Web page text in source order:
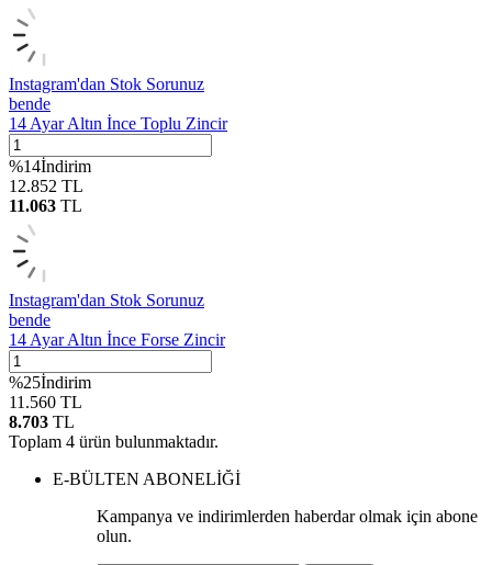
Instagram'dan Stok Sorunuz
bende
14 Ayar Altın İnce Toplu Zincir
%14İndirim
12.852 TL
11.063 TL
Instagram'dan Stok Sorunuz
bende
14 Ayar Altın İnce Forse Zincir
%25İndirim
11.560 TL
8.703 TL
Toplam 4 ürün bulunmaktadır.
E-BÜLTEN ABONELİĞİ
Kampanya ve indirimlerden haberdar olmak için abone
olun.